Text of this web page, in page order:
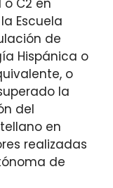
C2 en
Escuela
de
Hispánica o
o
la
del
en
realizadas
de